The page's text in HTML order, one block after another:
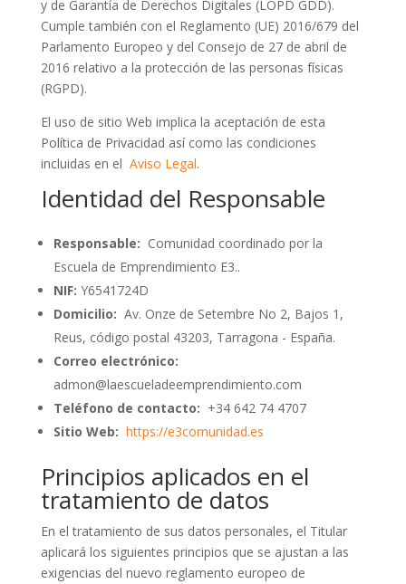
INICIO
REGISTRO
INICIAR
SESIÓN
ESCUELA
E3
SERVICIOS
y de Garantía de Derechos Digitales (LOPD GDD).
Cumple también con el Reglamento (UE) 2016/679 del
Parlamento Europeo y del Consejo de 27 de abril de
2016 relativo a la protección de las personas físicas
(RGPD).
El uso de sitio Web implica la aceptación de esta
Política de Privacidad así como las condiciones
incluidas en el Aviso Legal.
Identidad del Responsable
Responsable: Comunidad coordinado por la
Escuela de Emprendimiento E3..
NIF: Y6541724D
Domicilio: Av. Onze de Setembre No 2, Bajos 1,
Reus, código postal 43203, Tarragona - España.
Correo electrónico:
admon@laescueladeemprendimiento.com
Teléfono de contacto: +34 642 74 4707
Sitio Web: https://e3comunidad.es
Principios aplicados en el
tratamiento de datos
En el tratamiento de sus datos personales, el Titular
aplicará los siguientes principios que se ajustan a las
exigencias del nuevo reglamento europeo de